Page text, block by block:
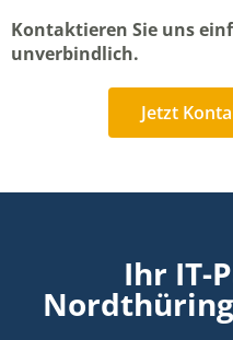
Kontaktieren Sie uns
unverbindlich.
Jetzt
Ihr IT-